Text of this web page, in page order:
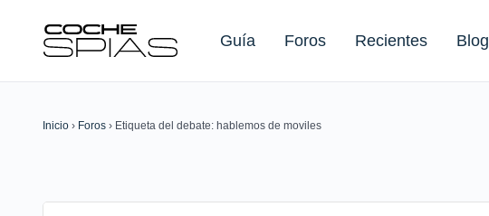
Guía Foros Recientes Blog
Buscar:
Inicio › Foros › Etiqueta del debate: hablemos de moviles